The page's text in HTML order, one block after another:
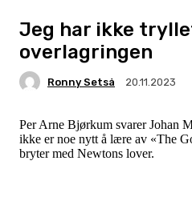
Jeg har ikke
overlagringen
Ronny Setså 20.11.2023
Per Arne Bjørkum svarer Johan
ikke er noe nytt å lære av «The
bryter med Newtons lover.